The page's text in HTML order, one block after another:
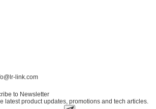
link.com
to Newsletter
latest product updates, promotions and tech articles.